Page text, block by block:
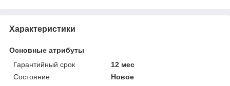
Характеристики
Основные атрибуты
Гарантийный срок
12 мес
Состояние
Новое